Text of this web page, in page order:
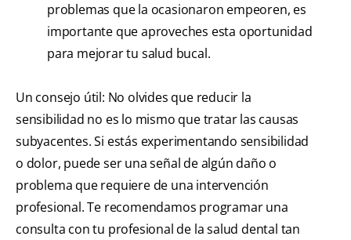
problemas que la ocasionaron empeoren, es
importante que aproveches esta oportunidad
para mejorar tu salud bucal.
Un consejo útil: No olvides que reducir la
sensibilidad no es lo mismo que tratar las causas
subyacentes. Si estás experimentando sensibilidad
o dolor, puede ser una señal de algún daño o
problema que requiere de una intervención
profesional. Te recomendamos programar una
consulta con tu profesional de la salud dental tan